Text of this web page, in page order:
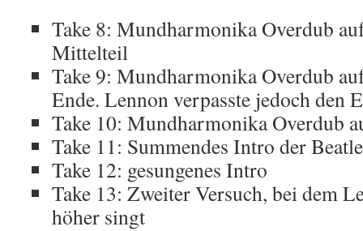
Take 8: Mundharmonika Overdub
Mittelteil
Take 9: Mundharmonika Overdub
Ende. Lennon verpasste jedoch den
Take 10: Mundharmonika Overdub
Take 11: Summendes Intro der
Take 12: gesungenes Intro
Take 13: Zweiter Versuch, bei dem
höher singt